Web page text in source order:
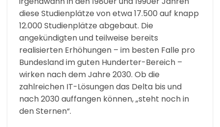
diese Studienplätze von etwa 17.500 auf knapp
12.000 Studienplätze abgebaut. Die
angekündigten und teilweise bereits
realisierten Erhöhungen – im besten Falle pro
Bundesland im guten Hunderter-Bereich –
wirken nach dem Jahre 2030. Ob die
zahlreichen IT-Lösungen das Delta bis und
nach 2030 auffangen können, „steht noch in
den Sternen“.